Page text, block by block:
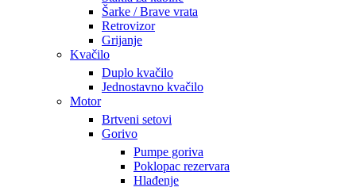
Šarke / Brave vrata
Retrovizor
Grijanje
Kvačilo
Duplo kvačilo
Jednostavno kvačilo
Motor
Brtveni setovi
Gorivo
Pumpe goriva
Poklopac rezervara
Hlađenje